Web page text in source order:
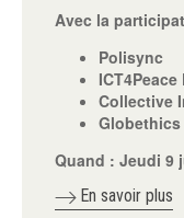
Avec la
Polisync
Collective
Globethics
Quand : Jeudi 9
En savoir plus